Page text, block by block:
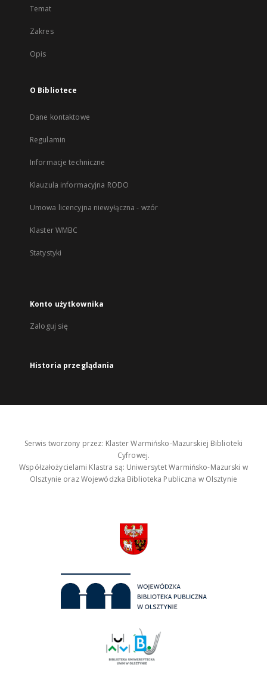
Temat
Zakres
Opis
O Bibliotece
Dane kontaktowe
Regulamin
Informacje techniczne
Klauzula informacyjna RODO
Umowa licencyjna niewyłączna - wzór
Klaster WMBC
Statystyki
Konto użytkownika
Zaloguj się
Historia przeglądania
Serwis tworzony przez: Klaster Warmińsko-Mazurskiej Biblioteki
Cyfrowej.
Współzałożycielami Klastra są: Uniwersytet Warmińsko-Mazurski w
Olsztynie oraz Wojewódzka Biblioteka Publiczna w Olsztynie